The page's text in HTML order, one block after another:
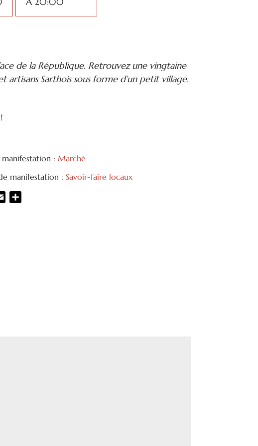
de la République. Retrouvez une vingtaine
artisans Sarthois sous forme d’un petit village.
manifestation :Marché
manifestation : Savoir-faire locaux
Email